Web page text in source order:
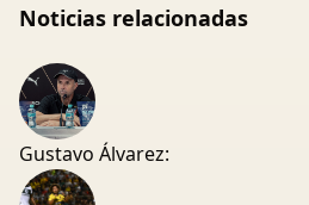
Noticias relacionadas
Gustavo Álvarez: